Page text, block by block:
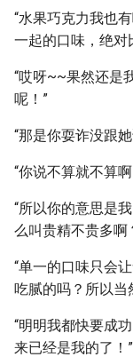
“水果巧克力我也
一起的口味，绝对
“哎呀~~果然还是
呢！”
“那是你耍诈没跟
“你说不算就不算
“所以你的意思是
么叫贵精不贵多啊
“单一的口味只会
吃腻的吗？所以当
“明明我都快要成
来已经是我的了！”